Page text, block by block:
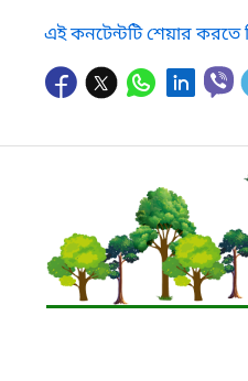
এই কনটেন্টটি শেয়ার